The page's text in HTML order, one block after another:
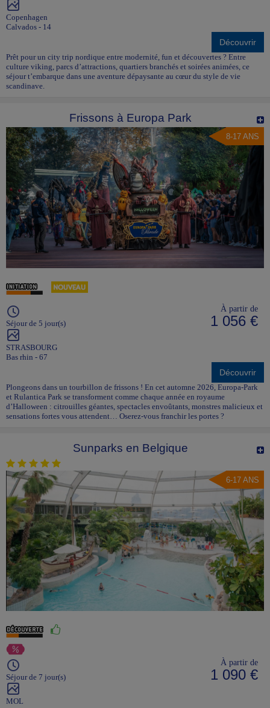
Copenhagen
Calvados - 14
Découvrir
Prêt pour un city trip nordique entre modernité, fun et découvertes ? Entre
culture viking, parcs d’attractions, quartiers branchés et soirées animées, ce
séjour t’embarque dans une aventure dépaysante au cœur du style de vie
scandinave.
Frissons à Europa Park
8-17 ANS
Séjour de 5 jour(s)
STRASBOURG
Bas rhin - 67
À partir de
1 056 €
Découvrir
Plongeons dans un tourbillon de frissons ! En cet automne 2026, Europa-Park
et Rulantica Park se transforment comme chaque année en royaume
d’Halloween : citrouilles géantes, spectacles envoûtants, monstres malicieux et
sensations fortes vous attendent… Oserez-vous franchir les portes ?
Sunparks en Belgique
6-17 ANS
Séjour de 7 jour(s)
MOL
À partir de
1 090 €